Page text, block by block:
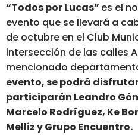
“Todos por Lucas” es el
evento que se llevará a
de octubre en el Club
intersección de las calles
mencionado
evento, se podrá
participarán Leandro
Marcelo Rodríguez, Ke
Melliz y Grupo Encuentro.